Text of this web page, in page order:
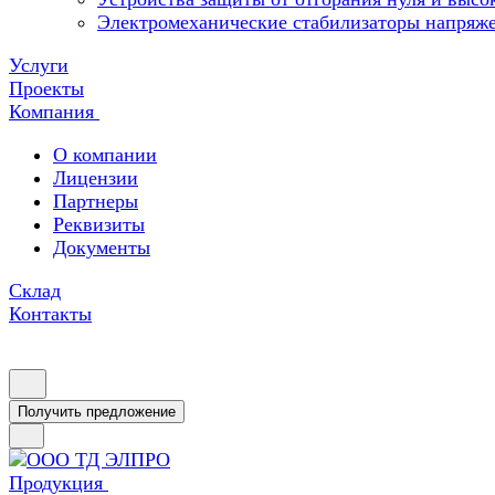
Электромеханические стабилизаторы
Услуги
Проекты
Компания
О компании
Лицензии
Партнеры
Реквизиты
Документы
Склад
Контакты
Получить предложение
Продукция